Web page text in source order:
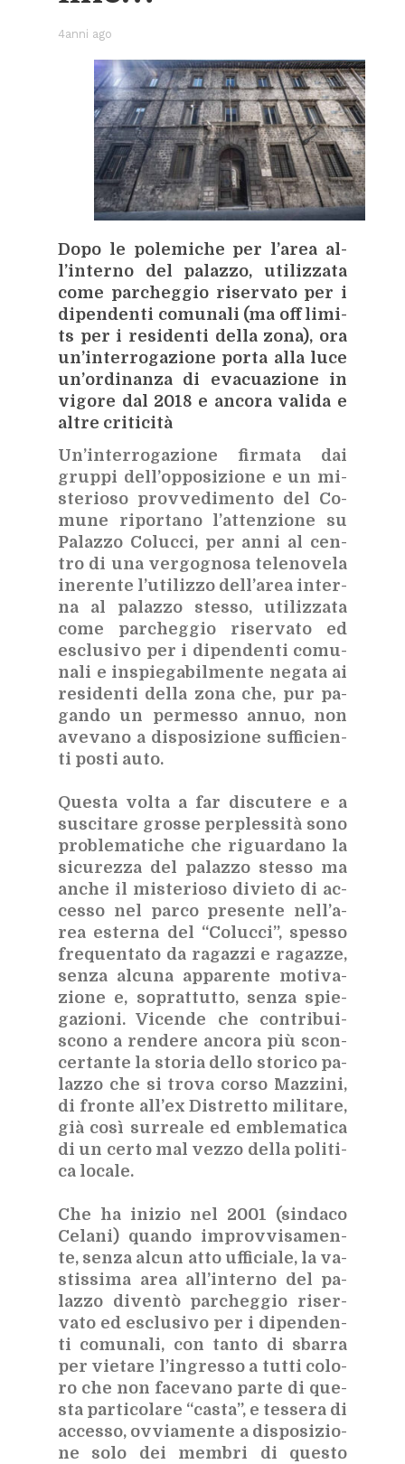
4anni ago
Dopo le po­le­mi­che per l’a­rea al­
l’in­ter­no del pa­laz­zo, uti­liz­za­ta
come par­cheg­gio ri­ser­va­to per i
di­pen­den­ti co­mu­na­li (ma off li­mi­
ts per i re­si­den­ti del­la zona), ora
un’in­ter­ro­ga­zio­ne por­ta alla luce
un’or­di­nan­za di eva­cua­zio­ne in
vi­go­re dal 2018 e an­co­ra va­li­da e
al­tre cri­ti­ci­tà
Un’in­ter­ro­ga­zio­ne fir­ma­ta dai
grup­pi del­l’op­po­si­zio­ne e un mi­
ste­rio­so prov­ve­di­men­to del Co­
mu­ne ri­por­ta­no l’at­ten­zio­ne su
Pa­laz­zo Co­luc­ci, per anni al cen­
tro di una ver­go­gno­sa te­le­no­ve­la
ine­ren­te l’u­ti­liz­zo del­l’a­rea in­ter­
na al pa­laz­zo stes­so, uti­liz­za­ta
come par­cheg­gio ri­ser­va­to ed
esclu­si­vo per i di­pen­den­ti co­mu­
na­li e in­spie­ga­bil­men­te ne­ga­ta ai
re­si­den­ti del­la zona che, pur pa­
gan­do un per­mes­so an­nuo, non
ave­va­no a di­spo­si­zio­ne suf­fi­cien­
ti po­sti auto.
Que­sta vol­ta a far di­scu­te­re e a
su­sci­ta­re gros­se per­ples­si­tà sono
pro­ble­ma­ti­che che ri­guar­da­no la
si­cu­rez­za del pa­laz­zo stes­so ma
an­che il mi­ste­rio­so di­vie­to di ac­
ces­so nel par­co pre­sen­te nel­l’a­
rea ester­na del “Co­luc­ci”, spes­so
fre­quen­ta­to da ra­gaz­zi e ra­gaz­ze,
sen­za al­cu­na ap­pa­ren­te mo­ti­va­
zio­ne e, so­prat­tut­to, sen­za spie­
ga­zio­ni. Vi­cen­de che con­tri­bui­
sco­no a ren­de­re an­co­ra più scon­
cer­tan­te la sto­ria del­lo sto­ri­co pa­
laz­zo che si tro­va cor­so Maz­zi­ni,
di fron­te al­l’ex Di­stret­to mi­li­ta­re,
già così sur­rea­le ed em­ble­ma­ti­ca
di un cer­to mal vez­zo del­la po­li­ti­
ca lo­ca­le.
Che ha ini­zio nel 2001 (sin­da­co
Ce­la­ni) quan­do im­prov­vi­sa­men­
te, sen­za al­cun atto uf­fi­cia­le, la va­
stis­si­ma area al­l’in­ter­no del pa­
laz­zo di­ven­tò par­cheg­gio ri­ser­
va­to ed esclu­si­vo per i di­pen­den­
ti co­mu­na­li, con tan­to di sbar­ra
per vie­ta­re l’in­gres­so a tut­ti co­lo­
ro che non fa­ce­va­no par­te di que­
sta par­ti­co­la­re “ca­sta”, e tes­se­ra di
ac­ces­so, ov­via­men­te a di­spo­si­zio­
ne solo dei mem­bri di que­sto